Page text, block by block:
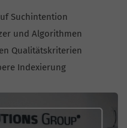
Suchintention
und Algorithmen
Qualitätskriterien
Indexierung